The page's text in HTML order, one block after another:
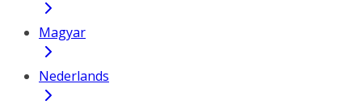
Magyar
Nederlands